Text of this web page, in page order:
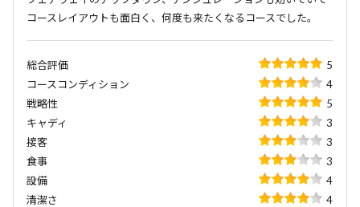
コースレイアウトも面白く、何度も来たくなるコースでした。
総合評価
5
コースコンディション
4
戦略性
5
キャディ
3
接客
3
食事
3
設備
4
清潔さ
4